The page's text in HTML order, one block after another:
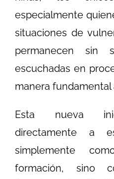
especialmente
situaciones de
permanecen sin
escuchadas en
manera fundamental
Esta nueva
directamente a
simplemente
formación, sino